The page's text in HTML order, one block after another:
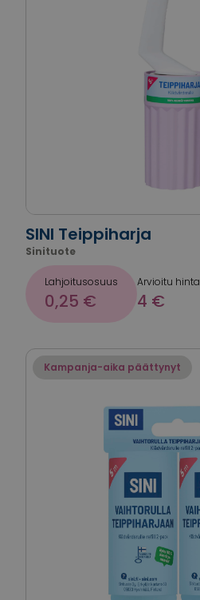
SINI Teippiharja
Sinituote
Lahjoitusosuus
0,25 €
Arvioitu hinta
4 €
Kampanja-aika päättynyt